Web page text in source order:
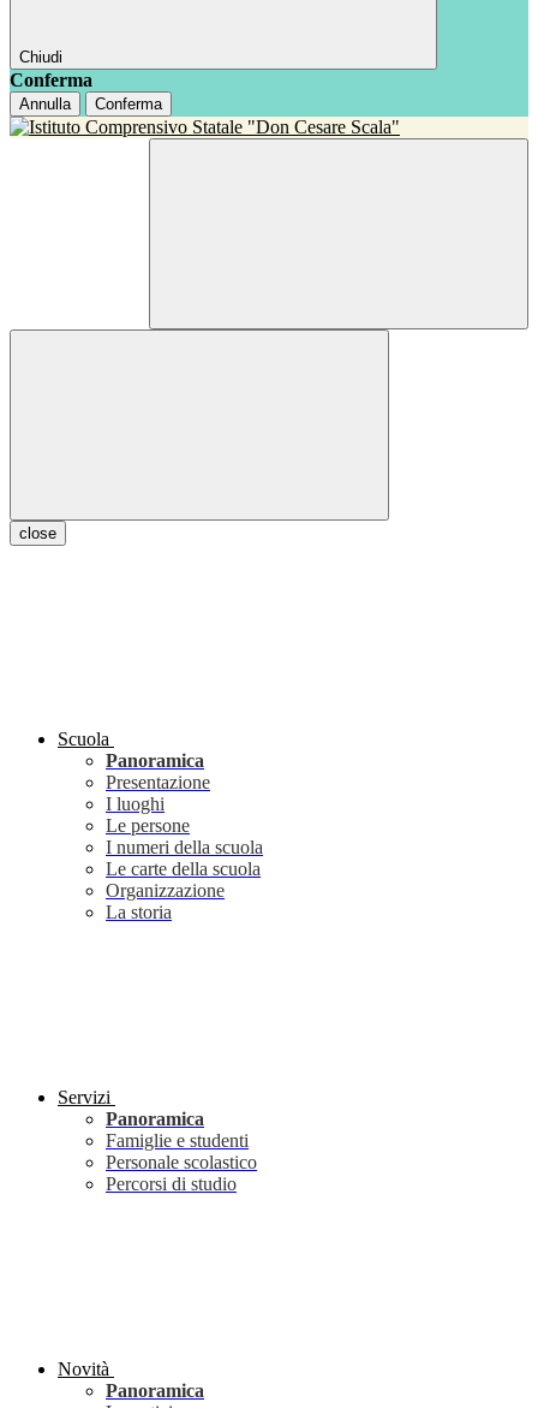
Chiudi
Conferma
Annulla Conferma
close
Scuola
Panoramica
Presentazione
I luoghi
Le persone
I numeri della scuola
Le carte della scuola
Organizzazione
La storia
Servizi
Panoramica
Famiglie e studenti
Personale scolastico
Percorsi di studio
Novità
Panoramica